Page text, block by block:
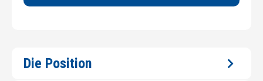
Die Position